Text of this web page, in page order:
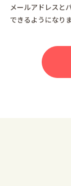
メールアドレスと
できるようになりま